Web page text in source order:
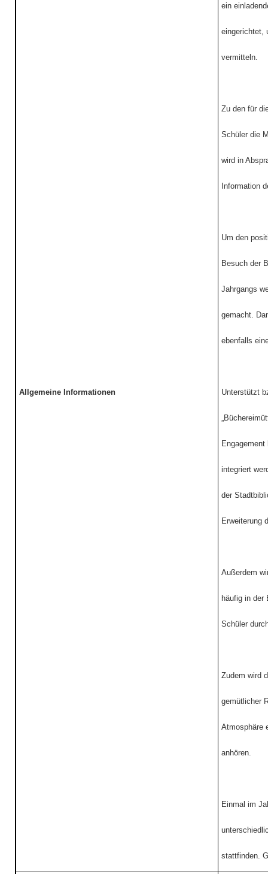
Allgemeine Informationen
ein
eingerichtet,
vermitteln.
Zu den für
Schüler die
wird in
Information
Um den
Besuch der
Jahrgangs
gemacht.
ebenfalls
Unterstützt
integriert
der
Erweiterung
Außerdem
häufig in der
Schüler
Zudem wird
gemütlicher
Atmosphäre
anhören.
Einmal im
stattfinden.